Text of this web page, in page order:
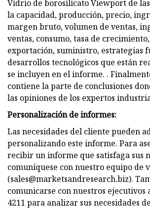
Vidrio de borosilicato Viewport de
la capacidad, producción, precio,
margen bruto, volumen de ventas,
ventas, consumo, tasa de
exportación, suministro, estrategias
desarrollos tecnológicos que están
se incluyen en el informe. .
contiene la parte de conclusiones
las opiniones de los expertos
Personalización de informes:
Las necesidades del cliente pueden
personalizando este informe. Para
recibir un informe que satisfaga sus
comuníquese con nuestro equipo de
(sales@marketsandresearch.biz).
comunicarse con nuestros ejecutivos
4211 para analizar sus necesidades